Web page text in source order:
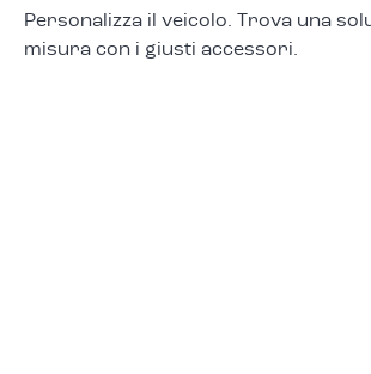
Personalizza il veicolo. Trova una
misura con i giusti accessori.